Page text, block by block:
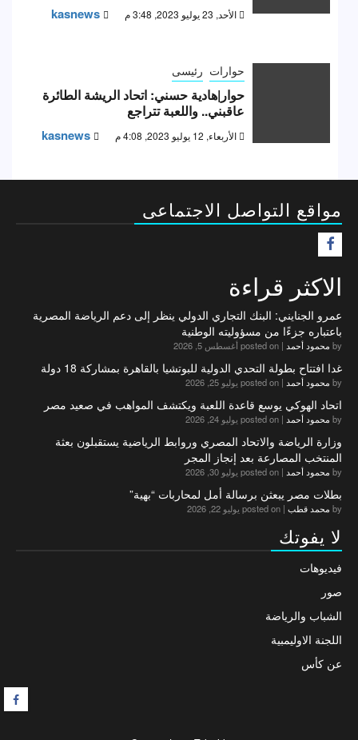
الأحد, 23 يوليو 2023, 3:48 م kasnews
حوارات رئيسى
حوار|هادية حسني: اتحاد الريشة الطائرة
عاقبني.. واللعبة تتراجع
الأربعاء, 12 يوليو 2023, 4:08 م kasnews
مواقع التواصل الاجتماعى
الاكثر قراءة
عمرو الجنايني: البنك التجاري الدولي ينظر إلى دعم الرياضة المصرية
باعتباره جزءًا من مسؤوليته الوطنية
by محمود أحمد | posted on أغسطس 5, 2026
غدا افتتاح بطولة التحدي الدولية للبوتشيا بالقاهرة بمشاركة 18 دولة
by محمود أحمد | posted on يوليو 25, 2026
اتحاد الهوكي يوسع قاعدة اللعبة ويكتشف المواهب في صعيد مصر
by محمود أحمد | posted on يوليو 24, 2026
وزارة الرياضة والاتحاد المصري وروابط الرياضية يستقبلون بعثة
المنتخب المصارعة بعد إنجاز المجر
by محمود أحمد | posted on يوليو 30, 2026
بطلات مصر يبعثن برسالة أمل لمحاربات “بهية”
by محمد قطب | posted on يوليو 22, 2026
لا يفوتك
فيديوهات
صور
الشباب والرياضة
اللجنة الاوليمبية
عن كأس
F